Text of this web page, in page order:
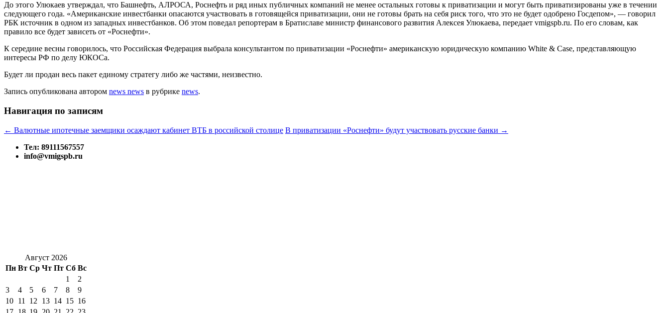
До этого Улюкаев утверждал, что Башнефть, АЛРОСА, Роснефть и ряд иных публичных компаний не менее остальных готовы к приватизации и могут быть приватизированы уже в течении
следующего года. «Американские инвестбанки опасаются участвовать в готовящейся приватизации, они не готовы брать на себя риск того, что это не будет одобрено Госдепом», — говорил
РБК источник в одном из западных инвестбанков. Об этом поведал репортерам в Братиславе министр финансового развития Алексея Улюкаева, передает vmigspb.ru. По его словам, как
правило все будет зависеть от «Роснефти».
К середине весны говорилось, что Российская Федерация выбрала консультантом по приватизации «Роснефти» американскую юридическую компанию White & Case, представляющую
интересы РФ по делу ЮКОСа.
Будет ли продан весь пакет единому стратегу либо же частями, неизвестно.
Запись опубликована автором news news в рубрике news.
Навигация по записям
← Валютные ипотечные заемщики осаждают кабинет ВТБ в российской столице В приватизации «Роснефти» будут участвовать русские банки →
Тел: 89111567557
info@vmigspb.ru
Август 2026
Пн Вт Ср Чт Пт Сб Вс
1
2
3
4 5 6 7 8
9
10 11 12 13 14 15 16